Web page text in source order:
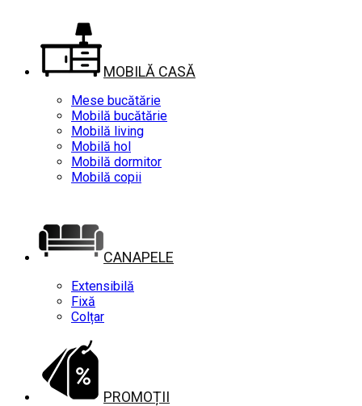
MOBILĂ CASĂ
Mese bucătărie
Mobilă bucătărie
Mobilă living
Mobilă hol
Mobilă dormitor
Mobilă copii
CANAPELE
Extensibilă
Fixă
Colțar
PROMOȚII